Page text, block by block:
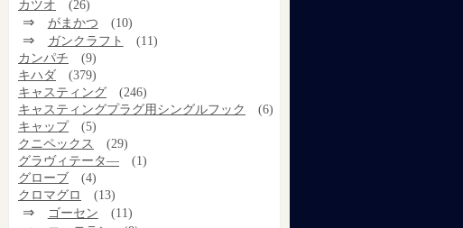
カツオ
(26)
⇒ がまかつ (10)
⇒ ガンクラフト
(11)
カンパチ
(9)
キハダ
(379)
キャスティング
(246)
キャスティングプラグ用シングルフック
(6)
キャップ
(5)
クニペックス
(29)
グラヴィテータ―
(1)
グローブ
(4)
クロマグロ
(13)
⇒ ゴーセン (11)